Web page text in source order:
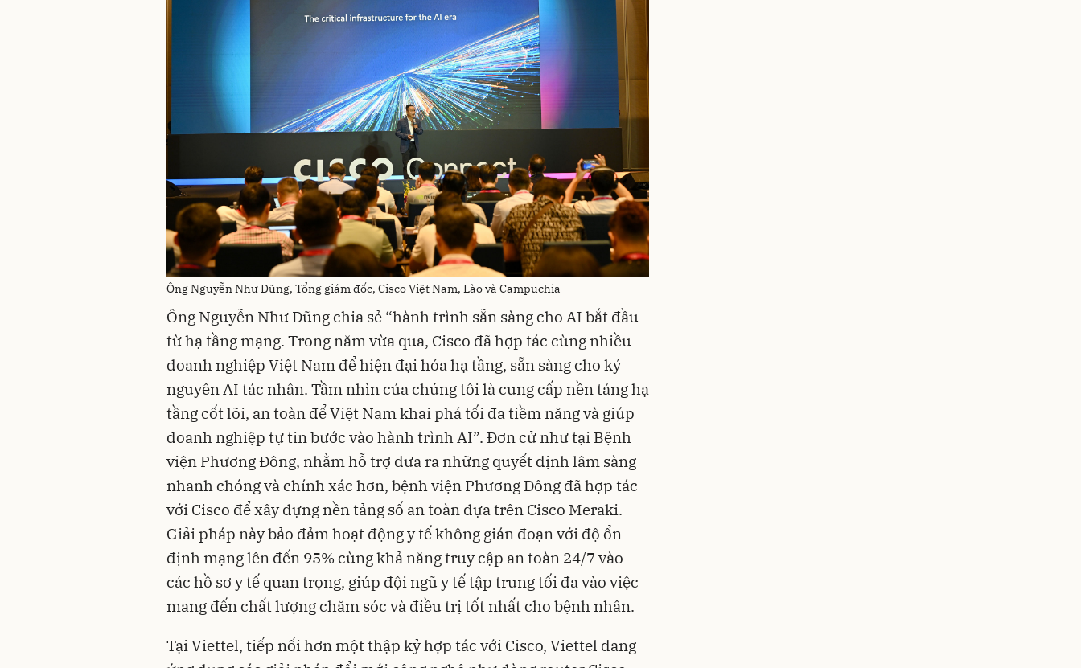
Ông Nguyễn Như Dũng, Tổng giám đốc, Cisco Việt Nam, Lào và Campuchia
Ông Nguyễn Như Dũng chia sẻ “hành trình sẵn sàng cho AI bắt đầu
từ hạ tầng mạng. Trong năm vừa qua, Cisco đã hợp tác cùng nhiều
doanh nghiệp Việt Nam để hiện đại hóa hạ tầng, sẵn sàng cho kỷ
nguyên AI tác nhân. Tầm nhìn của chúng tôi là cung cấp nền tảng hạ
tầng cốt lõi, an toàn để Việt Nam khai phá tối đa tiềm năng và giúp
doanh nghiệp tự tin bước vào hành trình AI”. Đơn cử như tại Bệnh
viện Phương Đông, nhằm hỗ trợ đưa ra những quyết định lâm sàng
nhanh chóng và chính xác hơn, bệnh viện Phương Đông đã hợp tác
với Cisco để xây dựng nền tảng số an toàn dựa trên Cisco Meraki.
Giải pháp này bảo đảm hoạt động y tế không gián đoạn với độ ổn
định mạng lên đến 95% cùng khả năng truy cập an toàn 24/7 vào
các hồ sơ y tế quan trọng, giúp đội ngũ y tế tập trung tối đa vào việc
mang đến chất lượng chăm sóc và điều trị tốt nhất cho bệnh nhân.
Tại Viettel, tiếp nối hơn một thập kỷ hợp tác với Cisco, Viettel đang